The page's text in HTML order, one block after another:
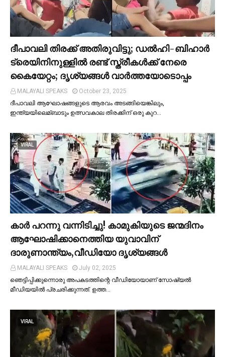
ദീപാവലി തിരക്ക് അതിരുവിട്ടു; ഡല്‍ഹി-ബിഹാര്‍
ട്രെയിനിനുള്ളില്‍ രണ്ട് സ്ത്രീകള്‍ക്ക് നേരെ
കൈയേറ്റം; ദൃശ്യങ്ങള്‍ വാർത്തയോടൊപ്പം
MALAYALI SPEAKS
October 23, 2025
ദീപാവലി ആഘോഷങ്ങളുടെ ആരവം അടങ്ങിയെങ്കിലും,
ഇന്ത്യയിലെമ്ബാടും ഉത്സവകാല തിരക്കിന് ഒരു കുറ…
VIRAL
കാര്‍ പറന്നു വന്നിടിച്ചു! കാമുകിയുടെ ജന്മദിനം
ആഘോഷിക്കാനെത്തിയ യുവാവിന്
ദാരുണാന്ത്യം,വീഡിയോ ദൃശ്യങ്ങൾ
MALAYALI SPEAKS
July 02, 2025
ഞെട്ടിപ്പിക്കുന്നൊരു അപകടത്തിന്റെ വീഡിയോയാണ് സോഷ്യല്‍
മീഡിയയില്‍ പ്രചരിക്കുന്നത്. ഉത്ത…
VIRAL